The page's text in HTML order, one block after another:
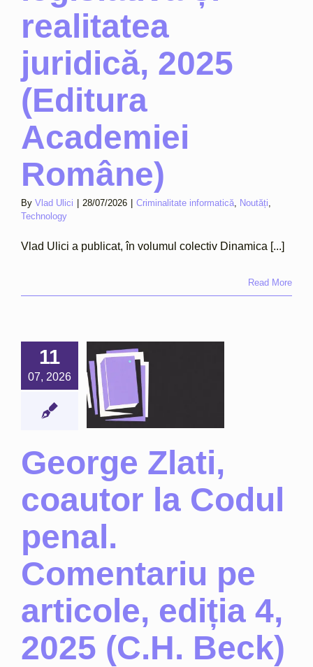
realitatea
juridică, 2025
(Editura
Academiei
Române)
By Vlad Ulici 28/07/2026 Criminalitate informatică, Noutăți,
Technology
Vlad Ulici a publicat, în volumul colectiv Dinamica [...]
Read More
11
07, 2026
Zlati,
la
penal.
Beck)
NoutățiGeorge Zlati,
coautor la Codul
penal.
Comentariu pe
articole, ediția 4,
2025 (C.H. Beck)